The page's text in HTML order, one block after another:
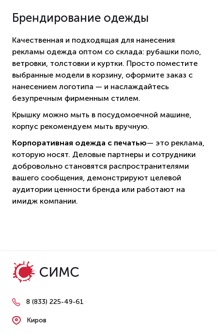
Брендирование одежды
Качественная и подходящая для нанесения
рекламы одежда оптом со склада: рубашки поло,
ветровки, толстовки и куртки. Просто поместите
выбранные модели в корзину, оформите заказ с
нанесением логотипа — и наслаждайтесь
безупречным фирменным стилем.
Крышку можно мыть в посудомоечной машине,
корпус рекомендуем мыть вручную.
Корпоративная одежда с печатью— это реклама,
которую носят. Деловые партнеры и сотрудники
добровольно становятся распространителями
вашего сообщения, демонстрируют целевой
аудитории ценности бренда или работают на
имидж компании.
8 (833) 225-49-61
Киров